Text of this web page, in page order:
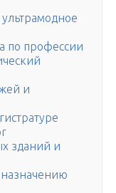
по профессии
и
зданий и